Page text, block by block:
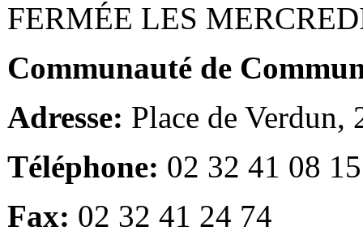
FERMÉE LES
Communauté de
Adresse: Place de Verdun,
Téléphone: 02 32 41 08 15
Fax: 02 32 41 24 74